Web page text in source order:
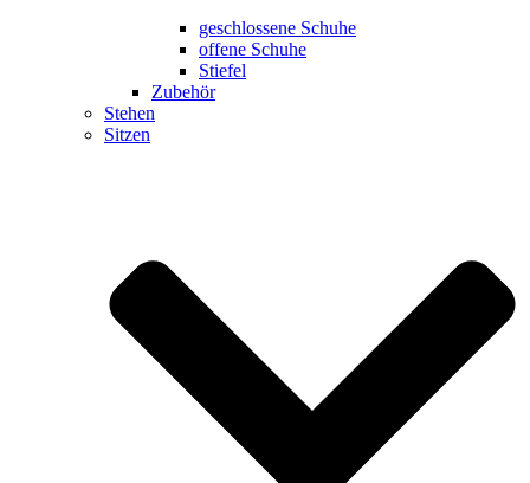
geschlossene Schuhe
offene Schuhe
Stiefel
Zubehör
Stehen
Sitzen